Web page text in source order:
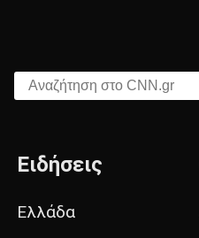
Αναζήτηση στο CNN.gr
Ειδήσεις
Ελλάδα